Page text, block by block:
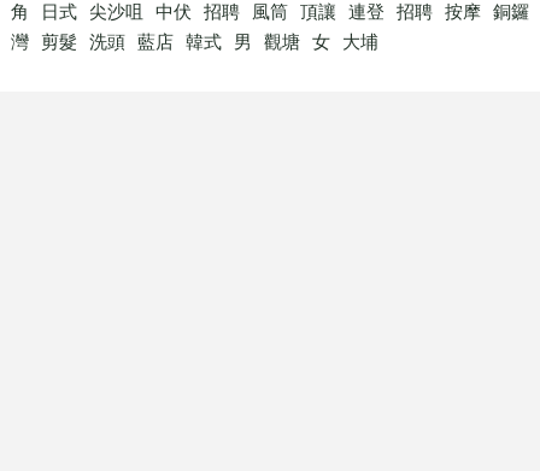
角
日式 尖沙咀 中伏 招聘 風筒 頂讓 連登 招聘 按摩 銅鑼
灣 剪髮 洗頭 藍店 韓式 男 觀塘 女 大埔